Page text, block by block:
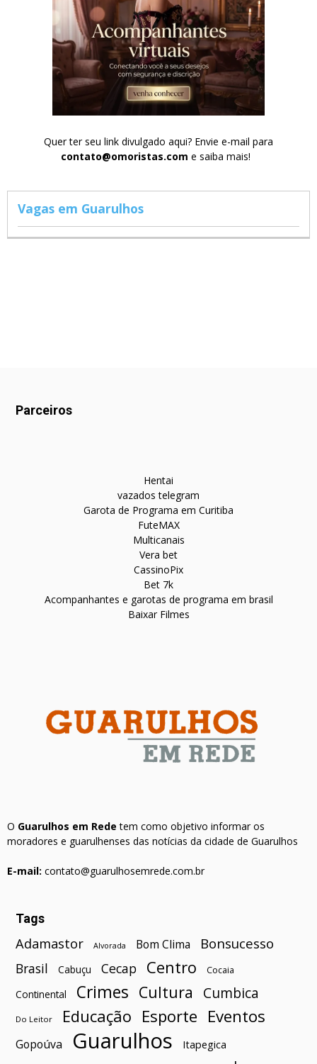
Quer ter seu link divulgado aqui? Envie e-mail para
contato@omoristas.com e saiba mais!
Vagas em Guarulhos
Parceiros
Hentai
vazados telegram
Garota de Programa em Curitiba
FuteMAX
Multicanais
Vera bet
CassinoPix
Bet 7k
Acompanhantes e garotas de programa em brasil
Baixar Filmes
O Guarulhos em Rede tem como objetivo informar os
moradores e guarulhenses das notícias da cidade de Guarulhos
E-mail: contato@guarulhosemrede.com.br
Tags
Adamastor Alvorada Bom Clima Bonsucesso
Brasil Cabuçu Cecap Centro Cocaia
Continental Crimes Cultura Cumbica
Do Leitor Educação Esporte Eventos
Gopoúva Guarulhos Itapegica